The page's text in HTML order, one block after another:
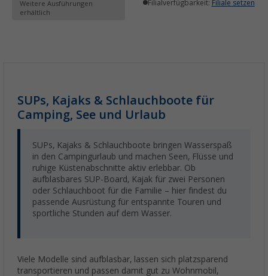
Weitere Ausführungen
erhältlich
Filialverfügbarkeit: Filiale setzen
SUPs, Kajaks & Schlauchboote für
Camping, See und Urlaub
SUPs, Kajaks & Schlauchboote bringen Wasserspaß
in den Campingurlaub und machen Seen, Flüsse und
ruhige Küstenabschnitte aktiv erlebbar. Ob
aufblasbares SUP-Board, Kajak für zwei Personen
oder Schlauchboot für die Familie – hier findest du
passende Ausrüstung für entspannte Touren und
sportliche Stunden auf dem Wasser.
Viele Modelle sind aufblasbar, lassen sich platzsparend
transportieren und passen damit gut zu Wohnmobil,